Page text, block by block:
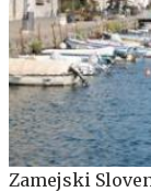
Zamejski